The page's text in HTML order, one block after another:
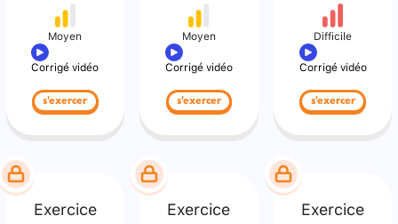
Moyen
Corrigé vidéo
s'exercer
Moyen
Corrigé vidéo
s'exercer
Difficile
Corrigé vidéo
s'exercer
Exercice Exercice Exercice